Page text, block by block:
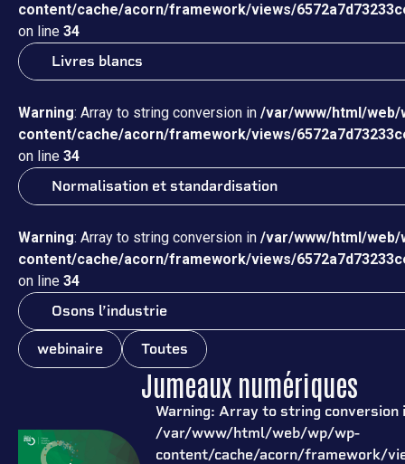
content/cache/acorn/framework/views/
on line 34
Livres blancs
Warning: Array to string conversion in /var/www/html/web/
content/cache/acorn/framework/views/
on line 34
Normalisation et standardisation
Warning: Array to string conversion in /var/www/html/web/
content/cache/acorn/framework/views/
on line 34
Osons l’industrie
webinaire Toutes
Jumeaux numériques
Warning: Array to string conversion
/var/www/html/web/wp/wp-
content/cache/acorn/framework/